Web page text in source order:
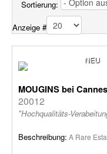
Sortierung:
Anzeige #
NEU
MOUGINS bei
20012
"Hochqualitäts-
Beschreibung: A Rare